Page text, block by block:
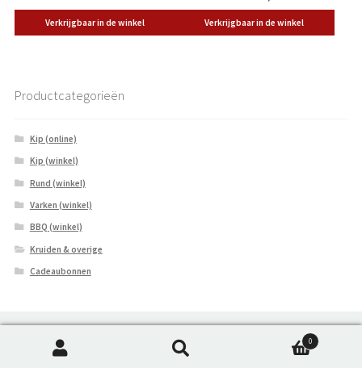
Verkrijgbaar in de winkel Verkrijgbaar in de winkel
Productcategorieën
Kip (online)
Kip (winkel)
Rund (winkel)
Varken (winkel)
BBQ (winkel)
Kruiden & overige
Cadeaubonnen
© Betuws Vlees - 2026 0